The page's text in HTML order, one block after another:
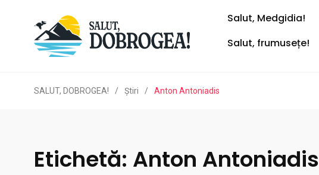
Salut, Medgidia!
Salut, frumusețe!
SALUT, DOBROGEA! / Ştiri / Anton Antoniadis
Etichetă: Anton Antoniadis